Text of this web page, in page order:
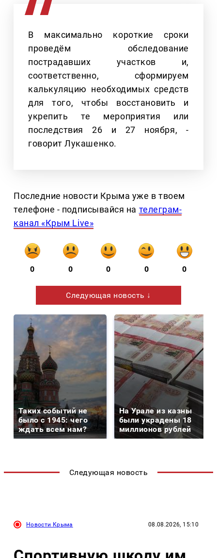
В максимально короткие сроки
проведём обследование
пострадавших участков и,
соответственно, сформируем
калькуляцию необходимых средств
для того, чтобы восстановить и
укрепить те мероприятия или
последствия 26 и 27 ноября, -
говорит Лукашенко.
Последние новости Крыма уже в твоем
телефоне - подписывайся на телеграм-
канал «Крым Live»
0 0 0 0 0
Следующая новость ↓
Таких событий не
было с 1945: чего
ждать всем нам?
На Урале из казны
были украдены 18
миллионов рублей
Следующая новость
Новости Крыма 08.08.2026, 15:10